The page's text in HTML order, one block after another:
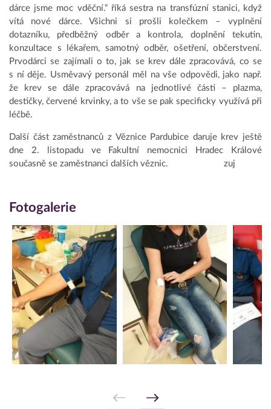
dárce jsme moc vděční.“ říká sestra na transfúzní stanici, když
vítá nové dárce. Všichni si prošli kolečkem – vyplnění
dotazníku, předběžný odběr a kontrola, doplnění tekutin,
konzultace s lékařem, samotný odběr, ošetření, občerstvení.
Prvodárci se zajímali o to, jak se krev dále zpracovává, co se
s ní děje. Usměvavý personál měl na vše odpovědi, jako např.
že krev se dále zpracovává na jednotlivé části – plazma,
destičky, červené krvinky, a to vše se pak specificky využívá při
léčbě.
Další část zaměstnanců z Věznice Pardubice daruje krev ještě
dne 2. listopadu ve Fakultní nemocnici Hradec Králové
současně se zaměstnanci dalších věznic. zuj
Fotogalerie